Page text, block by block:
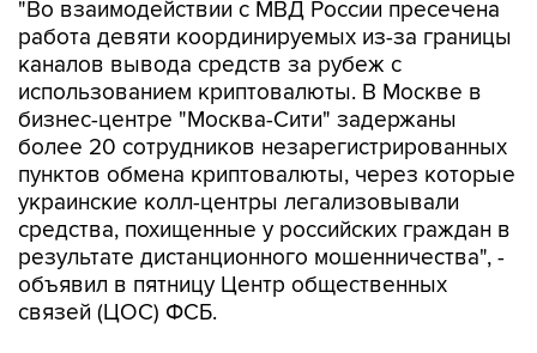
каналов вывода средств за рубеж с
использованием криптовалюты. В Москве в
бизнес-центре "Москва-Сити" задержаны
более 20 сотрудников незарегистрированных
пунктов обмена криптовалюты, через которые
украинские колл-центры легализовывали
средства, похищенные у российских граждан в
результате дистанционного мошенничества", -
объявил в пятницу Центр общественных
связей (ЦОС) ФСБ.
По данным спецслужбы, в обменных пунктах